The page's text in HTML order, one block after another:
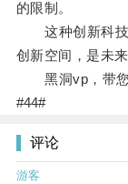
的限制。
这种创新科技
创新空间，是未
黑洞vp，带您
#44#
评论
游客